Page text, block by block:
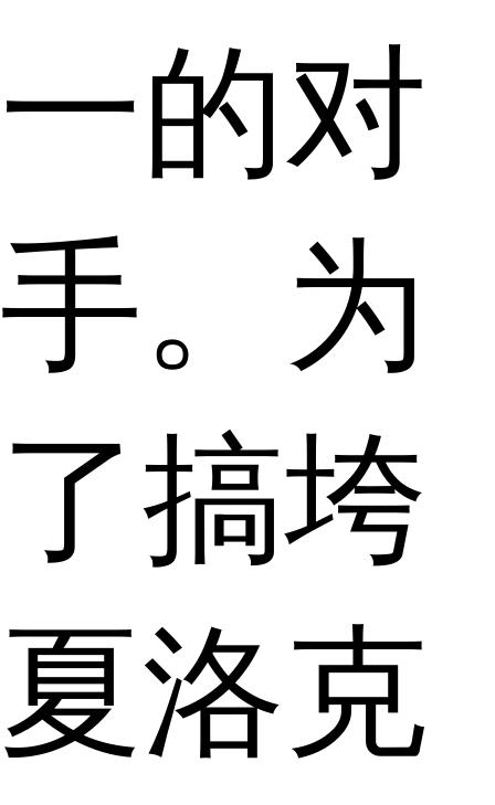
一的对
手。为
了搞垮
夏洛克